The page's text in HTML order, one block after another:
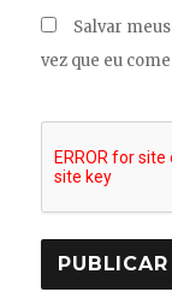
Salvar
vez que eu